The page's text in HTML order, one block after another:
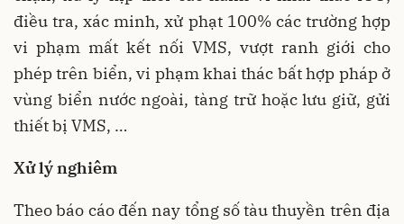
điều tra, xác minh, xử phạt 100% các trường hợp
vi phạm mất kết nối VMS, vượt ranh giới cho
phép trên biển, vi phạm khai thác bất hợp pháp ở
vùng biển nước ngoài, tàng trữ hoặc lưu giữ, gửi
thiết bị VMS, …
Xử lý nghiêm
Theo báo cáo đến nay tổng số tàu thuyền trên địa